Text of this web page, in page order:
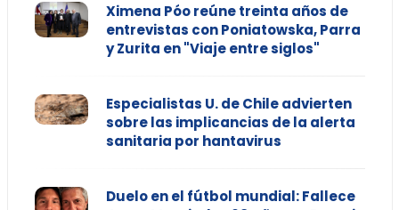
Ximena Póo reúne treinta años de
entrevistas con Poniatowska, Parra
y Zurita en "Viaje entre siglos"
Especialistas U. de Chile advierten
sobre las implicancias de la alerta
sanitaria por hantavirus
Duelo en el fútbol mundial: Fallece